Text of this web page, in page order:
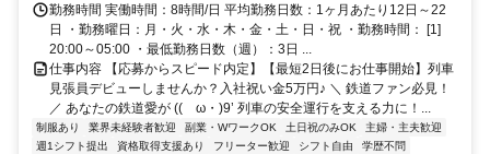
勤務時間 実働時間：8時間/日 平均勤務日数：1ヶ月あたり12日～22
日 ・勤務曜日：月・火・水・木・金・土・日・祝 ・勤務時間： [1]
20:00～05:00 ・最低勤務日数（週）：3日 ...
仕事内容 【応募からスピード内定】【最短2日後にお仕事開始】列車
見張員デビューしませんか？入社祝い金5万円♪ ＼ 鉄道ファン必見！
／ あなたの鉄道愛が ((ゝω・)9’ 列車の安全運行を支える力に！...
制服あり 業界未経験者歓迎 副業・WワークOK 土日祝のみOK
主婦・主夫歓迎
週1シフト提出
資格取得支援あり フリーター歓迎 シフト自由
学歴不問